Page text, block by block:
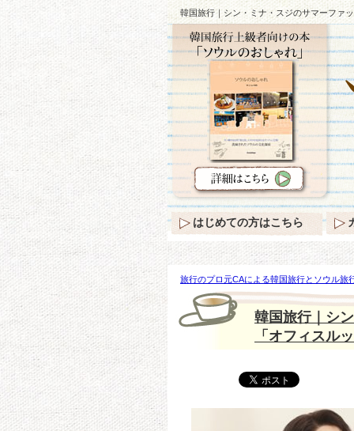
韓国旅行｜シン・ミナ・スジのサマーファ
旅行のプロ元CAによる韓国旅行とソウル旅
ナ・スジのサマーファッション…さわやか
韓国旅行｜シ
「オフィスル
はじめての方はこちら